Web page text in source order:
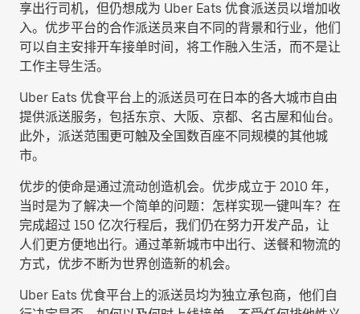
享出行司机，但仍想成为 Uber Eats 优食派送员以增加收
入。优步平台的合作派送员来自不同的背景和行业，他们
可以自主安排开车接单时间，将工作融入生活，而不是让
工作主导生活。
Uber Eats 优食平台上的派送员可在日本的各大城市自由
提供派送服务，包括东京、大阪、京都、名古屋和仙台。
此外，派送范围更可触及全国数百座不同规模的其他城
市。
优步的使命是通过流动创造机会。优步成立于 2010 年，
当时是为了解决一个简单的问题：怎样实现一键叫车？在
完成超过 150 亿次行程后，我们仍在努力开发产品，让
人们更方便地出行。通过革新城市中出行、送餐和物流的
方式，优步不断为世界创造新的机会。
Uber Eats 优食平台上的派送员均为独立承包商，他们自